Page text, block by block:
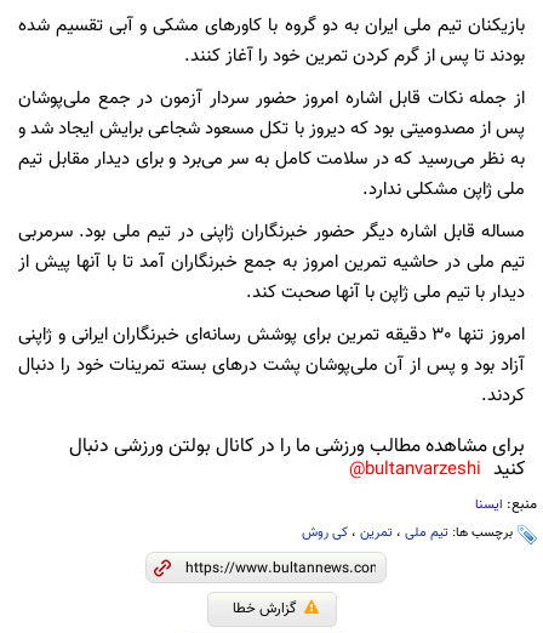
بازیکنان تیم ‌ملی ایران به دو گروه با کاورهای مشکی و آبی تقسیم شده
بودند تا پس از گرم کردن تمرین خود را آغاز کنند.
از جمله نکات قابل اشاره امروز حضور سردار آزمون در جمع ملی‌پوشان
پس از مصدومیتی بود که دیروز با تکل مسعود شجاعی برایش ایجاد شد و
به نظر می‌رسید که در سلامت کامل به سر می‌برد و برای دیدار مقابل تیم
ملی ژاپن مشکلی ندارد.
مساله قابل اشاره دیگر حضور خبرنگاران ژاپنی در تیم ‌ملی بود. سرمربی
تیم ‌ملی در حاشیه تمرین امروز به جمع خبرنگاران آمد تا با آنها پیش از
دیدار با تیم ‌ملی ژاپن با آنها صحبت کند.
امروز تنها 30 دقیقه تمرین برای پوشش رسانه‌ای خبرنگاران ایرانی و ژاپنی
آزاد بود و پس از آن ملی‌پوشان پشت در‌های بسته تمرینات خود را دنبال
کردند.
برای مشاهده مطالب ورزشی ما را در کانال بولتن ورزشی دنبال
کنید bultanvarzeshi@
منبع: ایسنا
برچسب ها: تیم ملی ، تمرین ، کی روش
گزارش خطا